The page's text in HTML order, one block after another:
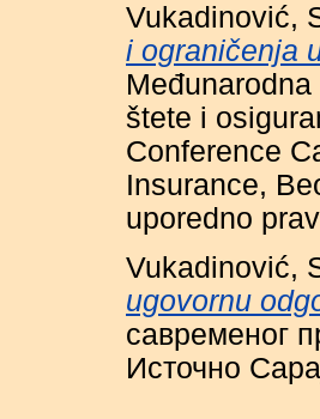
Vukadinović,
i ograničenja
štete i
Conference
Insurance,
uporedno
Vukadinović,
ugovornu
савременог
Источно